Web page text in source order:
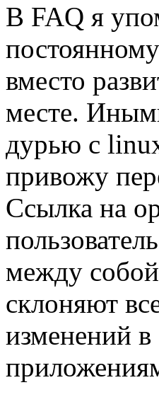
В FAQ я
вместо
месте.
дурью с
привожу
Ссылка на
между
склоняют
изменений